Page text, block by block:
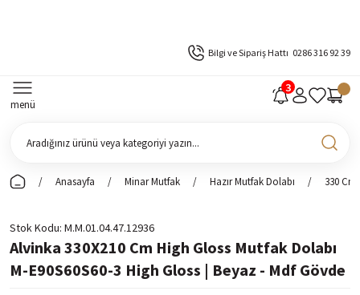
Bilgi ve Sipariş Hattı 0286 316 92 39
menü
Anasayfa Minar Mutfak Hazır Mutfak Dolabı 330 Cm
Stok Kodu M.M.01.04.47.12936
Alvinka 330X210 Cm High Gloss Mutfak Dolabı
M-E90S60S60-3 High Gloss | Beyaz - Mdf Gövde